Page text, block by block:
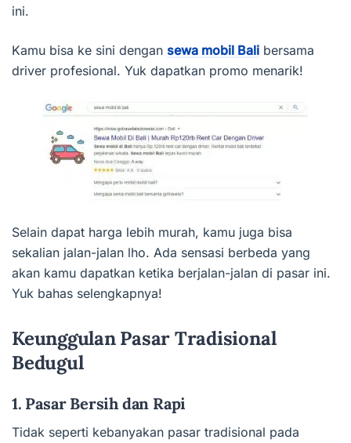
ini.
Kamu bisa ke sini dengan sewa mobil Bali bersama
driver profesional. Yuk dapatkan promo menarik!
Selain dapat harga lebih murah, kamu juga bisa
sekalian jalan-jalan lho. Ada sensasi berbeda yang
akan kamu dapatkan ketika berjalan-jalan di pasar ini.
Yuk bahas selengkapnya!
Keunggulan Pasar Tradisional
Bedugul
1. Pasar Bersih dan Rapi
Tidak seperti kebanyakan pasar tradisional pada